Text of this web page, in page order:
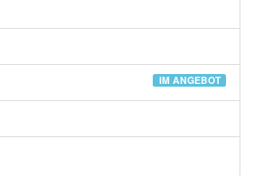
IM ANGEBOT